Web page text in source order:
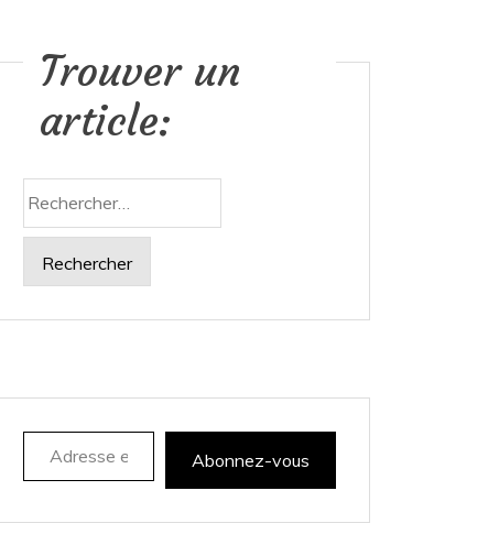
Trouver un
article:
Adresse e-mail
Abonnez-vous